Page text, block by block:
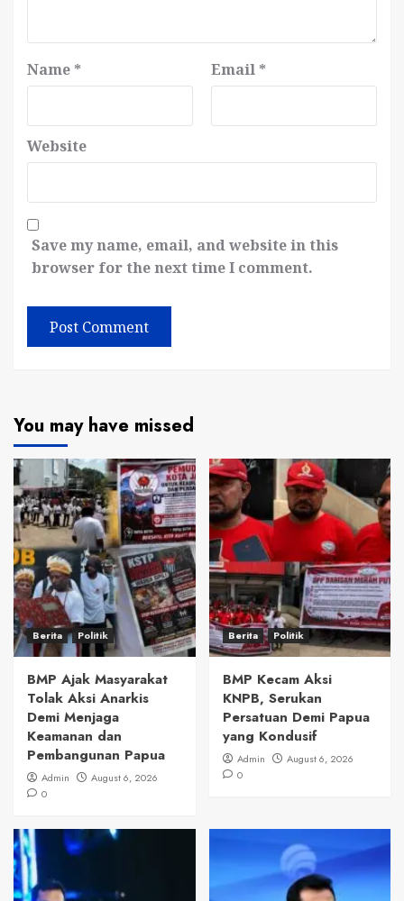
Name * Email *
Website
Save my name, email, and website in this
browser for the next time I comment.
You may have missed
Berita Politik
BMP Ajak Masyarakat
Tolak Aksi Anarkis
Demi Menjaga
Keamanan dan
Pembangunan Papua
Admin
August 6, 2026
0
Berita Politik
BMP Kecam Aksi
KNPB, Serukan
Persatuan Demi Papua
yang Kondusif
Admin
August 6, 2026
0